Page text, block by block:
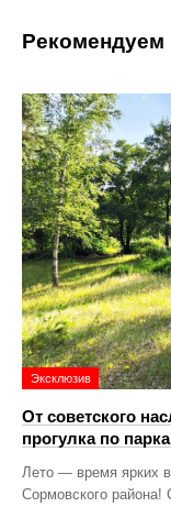
Рекомендуем
Эксклюзив
От советского
прогулка по
Лето — время ярких
Сормовского района!